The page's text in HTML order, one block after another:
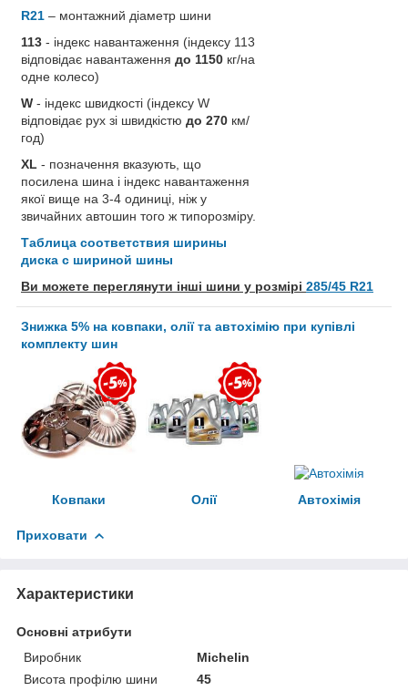
R21 – монтажний діаметр шини
113 - індекс навантаження (індексу 113
відповідає навантаження до 1150 кг/на
одне колесо)
W - індекс швидкості (індексу W
відповідає рух зі швидкістю до 270 км/
год)
XL - позначення вказують, що
посилена шина і індекс навантаження
якої вище на 3-4 одиниці, ніж у
звичайних автошин того ж типорозміру.
Таблица соответствия ширины
диска с шириной шины
Ви можете переглянути інші шини у розмірі 285/45 R21
Знижка 5% на ковпаки, олії та автохімію при купівлі
комплекту шин
Ковпаки Олії Автохімія
Приховати
Характеристики
Основні атрибути
Виробник
Michelin
Висота профілю шини
45